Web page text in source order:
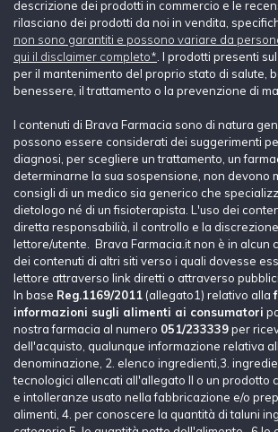
descrizione dei prodotti in commercio e le
rilasciano dei prodotti da noi in vendita,
non sono garantiti e possono variare da
qui il disclaimer completo* . I prodotti presenti
per il mantenimento del proprio stato di salute,
benessere, il trattamento o la prevenzione di
I contenuti di Brava Farmacia sono di natura
possono essere considerati dei suggerimenti
diagnosi, per scegliere un trattamento, un
determinarne la sua sospensione, non devono
consigli di un medico sia generico che
dietologo né di un fisioterapista. L'uso dei
diretta responsabilià, il controllo e la
lettore/utente. Brava Farmacia.it non è in alcun
dei contenuti di altri siti verso i quali dovesse
lettore attraverso link diretti o attraverso
In base Reg.1169/2011 (allegato1) relativo alla
informazioni sugli alimenti ai consumatori
nostra farmacia al numero 051/233339per
dell'acquisto, qualunque informazione relativa
denominazione, 2. elenco ingredienti,3.
tecnologici allencati all'allegato II o un prodotto
e intolleranze usato nella fabbricazione e/o
alimenti, 4. per conoscere la quantità di taluni